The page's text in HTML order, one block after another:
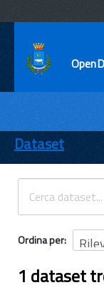
ENTI
TEMI
INFORMAZIONI
Dataset
Ordina per
1 dataset